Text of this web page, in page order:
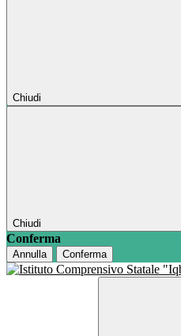
Chiudi
Chiudi
Conferma
Annulla Conferma